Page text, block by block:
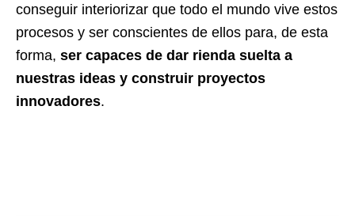
conseguir interiorizar que todo el mundo vive estos
procesos y ser conscientes de ellos para, de esta
forma, ser capaces de dar rienda suelta a
nuestras ideas y construir proyectos
innovadores.